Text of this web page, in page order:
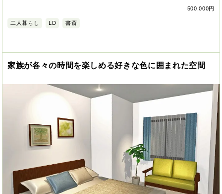
500,000円
二人暮らし LD 書斎
家族が各々の時間を楽しめる好きな色に囲まれた空間